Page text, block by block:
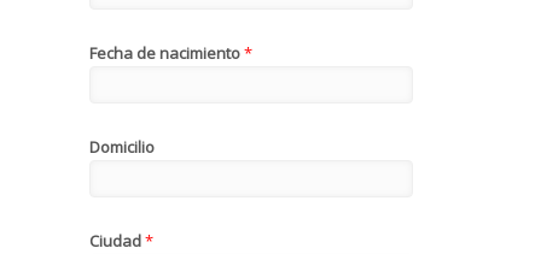
Fecha de nacimiento*
Domicilio
Ciudad*